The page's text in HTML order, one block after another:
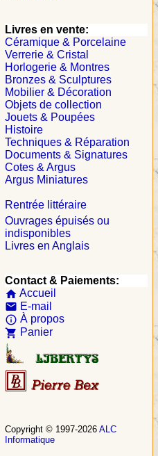
Livres en vente:
Céramique & Porcelaine
Verrerie & Cristal
Horlogerie & Montres
Bronzes & Sculptures
Mobilier & Décoration
Objets de collection
Jouets & Poupées
Histoire
Techniques & Réparation
Documents & Signatures
Cotes & Argus
Argus Miniatures
Rentrée littéraire
Ouvrages épuisés ou
indisponibles
Livres en Anglais
Contact & Paiements:
home Accueil
email E-mail
info_outline À propos
shopping_cart Panier
Copyright © 1997-2026 ALC
Informatique